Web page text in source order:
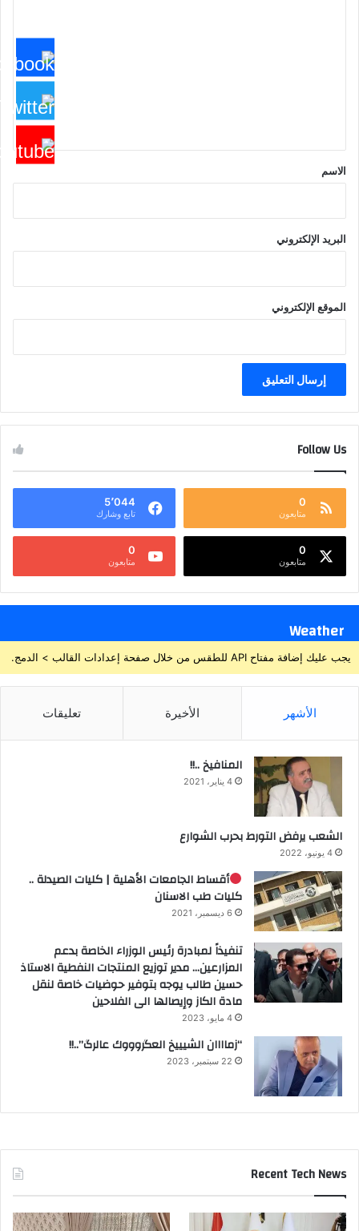
*
الاسم
البريد الإلكتروني
الموقع الإلكتروني
Follow Us
0
متابعون
5٬044
تابع وشارك
0
متابعون
0
متابعون
Weather
يجب عليك إضافة مفتاح API للطقس من خلال صفحة إعدادات القالب > الدمج.
الأشهر الأخيرة تعليقات
المنافيخ ..!!
4 يناير، 2021
الشعب يرفض التورط بحرب الشوارع
4 يونيو، 2022
أقساط الجامعات الأهلية | كليات الصيدلة ..
كليات طب الاسنان
6 ديسمبر، 2021
تنفيذاً لمبادرة رئيس الوزراء الخاصة بدعم
المزارعين… مدير توزيع المنتجات النفطية الاستاذ
حسين طالب يوجه بتوفير حوضيات خاصة لنقل
مادة الكاز وإيصالها الى الفلاحين
4 مايو، 2023
“زماااان الشيييخ العگروووك عالرگ”..!!
22 سبتمبر، 2023
Recent Tech News